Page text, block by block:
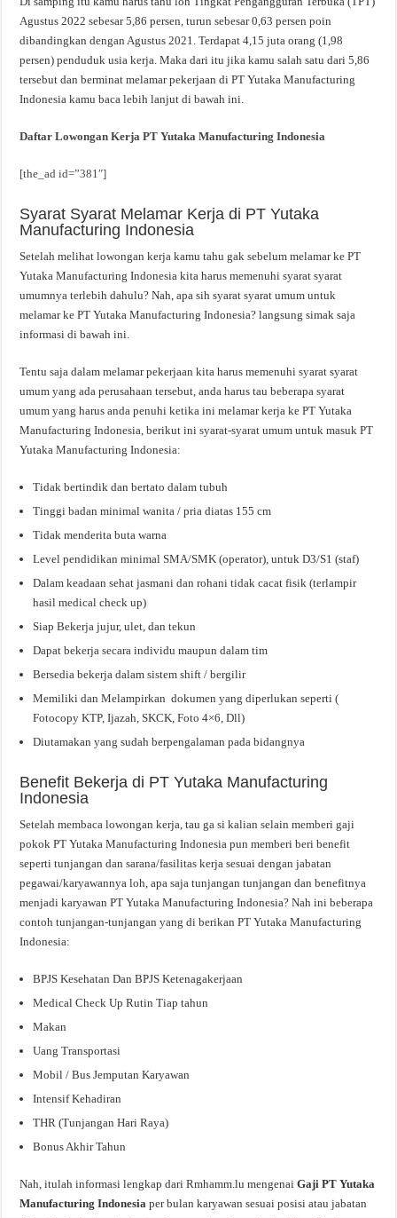
Agustus 2022 sebesar 5,86 persen, turun sebesar 0,63 persen poin
dibandingkan dengan Agustus 2021. Terdapat 4,15 juta orang (1,98
persen) penduduk usia kerja. Maka dari itu jika kamu salah satu dari 5,86
tersebut dan berminat melamar pekerjaan di PT Yutaka Manufacturing
Indonesia kamu baca lebih lanjut di bawah ini.
Daftar Lowongan Kerja PT Yutaka Manufacturing Indonesia
[the_ad id=”381″]
Syarat Syarat Melamar Kerja di PT Yutaka
Manufacturing Indonesia
Setelah melihat lowongan kerja kamu tahu gak sebelum melamar ke PT
Yutaka Manufacturing Indonesia kita harus memenuhi syarat syarat
umumnya terlebih dahulu? Nah, apa sih syarat syarat umum untuk
melamar ke PT Yutaka Manufacturing Indonesia? langsung simak saja
informasi di bawah ini.
Tentu saja dalam melamar pekerjaan kita harus memenuhi syarat syarat
umum yang ada perusahaan tersebut, anda harus tau beberapa syarat
umum yang harus anda penuhi ketika ini melamar kerja ke PT Yutaka
Manufacturing Indonesia, berikut ini syarat-syarat umum untuk masuk PT
Yutaka Manufacturing Indonesia:
Tidak bertindik dan bertato dalam tubuh
Tinggi badan minimal wanita / pria diatas 155 cm
Tidak menderita buta warna
Level pendidikan minimal SMA/SMK (operator), untuk D3/S1 (staf)
Dalam keadaan sehat jasmani dan rohani tidak cacat fisik (terlampir
hasil medical check up)
Siap Bekerja jujur, ulet, dan tekun
Dapat bekerja secara individu maupun dalam tim
Bersedia bekerja dalam sistem shift / bergilir
Memiliki dan Melampirkan dokumen yang diperlukan seperti (
Fotocopy KTP, Ijazah, SKCK, Foto 4×6, Dll)
Diutamakan yang sudah berpengalaman pada bidangnya
Benefit Bekerja di PT Yutaka Manufacturing
Indonesia
Setelah membaca lowongan kerja, tau ga si kalian selain memberi gaji
pokok PT Yutaka Manufacturing Indonesia pun memberi beri benefit
seperti tunjangan dan sarana/fasilitas kerja sesuai dengan jabatan
pegawai/karyawannya loh, apa saja tunjangan tunjangan dan benefitnya
menjadi karyawan PT Yutaka Manufacturing Indonesia? Nah ini beberapa
contoh tunjangan-tunjangan yang di berikan PT Yutaka Manufacturing
Indonesia:
BPJS Kesehatan Dan BPJS Ketenagakerjaan
Medical Check Up Rutin Tiap tahun
Makan
Uang Transportasi
Mobil / Bus Jemputan Karyawan
Intensif Kehadiran
THR (Tunjangan Hari Raya)
Bonus Akhir Tahun
Nah, itulah informasi lengkap dari Rmhamm.lu mengenaiGaji PT Yutaka
Manufacturing Indonesiaper bulan karyawan sesuai posisi atau jabatan